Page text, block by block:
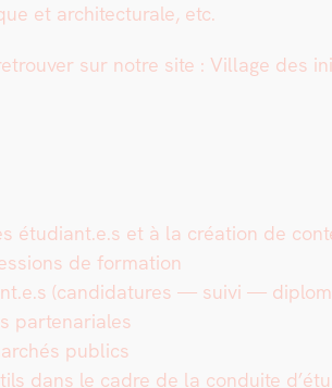
et archi­tec­turale, etc.
sur notre site : Vil­lage des
étudiant.e.s et à la créa­tion de
de for­ma­tion
(can­di­da­tures — suivi —
parte­nar­i­ales
publics
dans le cadre de la con­duite